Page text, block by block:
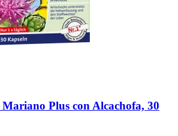
Plus con Alcachofa, 30